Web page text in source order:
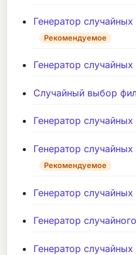
Генератор
Рекомендуемое
Генератор
Случайный выбор
Генератор
Генератор случайных
Рекомендуемое
Генератор случайных
Генератор
Генератор